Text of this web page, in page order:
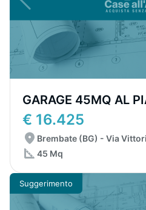
GARAGE 45MQ AL
€ 16.425
Brembate (BG) - Via
45 Mq
Suggerimento